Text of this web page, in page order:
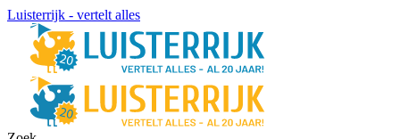
Luisterrijk - vertelt alles